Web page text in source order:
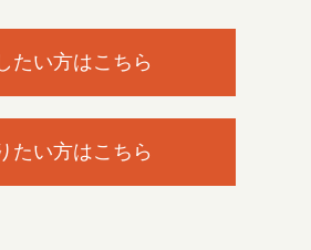
たい方はこちら
たい方はこちら